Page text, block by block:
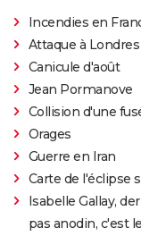
Incendies en
Attaque à Londres
Canicule d'août
Jean Pormanove
Collision d'une
Orages
Guerre en Iran
Carte de l'éclipse
Isabelle Gallay,
pas anodin, c'est